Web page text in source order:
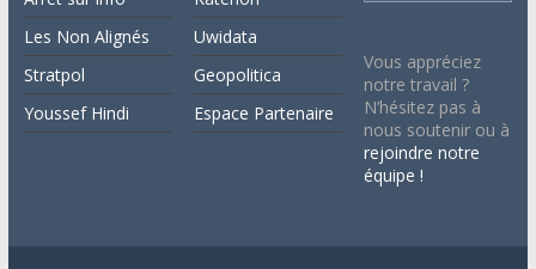
Les Non Alignés
Stratpol
Youssef Hindi
Uwidata
Geopolitica
Espace Partenaire
Vous appréciez
notre travail ?
N’hésitez pas à
nous soutenir ou à
rejoindre notre
équipe !